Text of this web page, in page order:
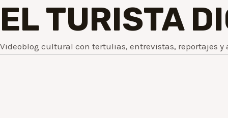
EL TURISTA
Videoblog cultural con tertulias, entrevistas, reportajes y